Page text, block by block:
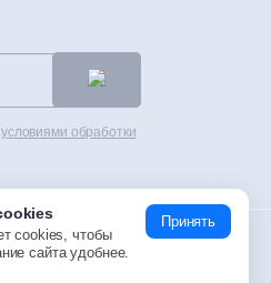
условиями обработки
сайта —12_dots
cookies, чтобы
сайта удобнее.
Принять